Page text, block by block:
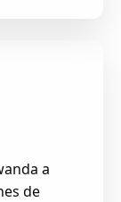
a
de